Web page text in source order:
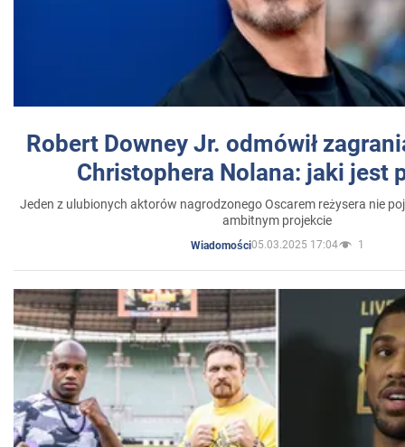
Robert Downey Jr. odmówił
Christophera Nolana: jaki jest
Jeden z ulubionych aktorów nagrodzonego Oscarem reżysera nie
ambitnym projekcie
Wiadomości05.03.2025 17:04 1